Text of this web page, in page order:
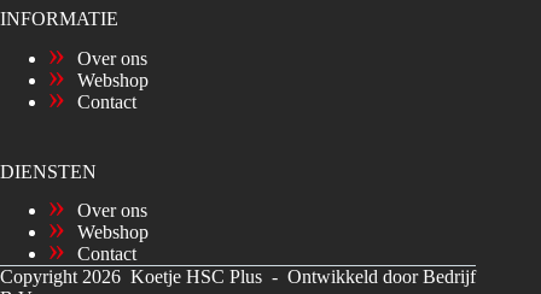
INFORMATIE
Over ons
Webshop
Contact
DIENSTEN
Over ons
Webshop
Contact
Copyright 2026 Koetje HSC Plus - Ontwikkeld door Bedrijf